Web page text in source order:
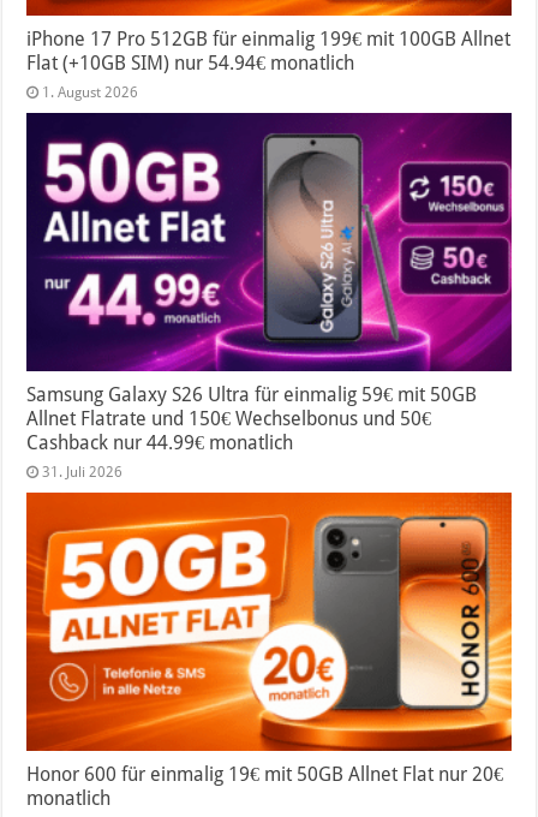
iPhone 17 Pro 512GB für einmalig 199€ mit 100GB Allnet
Flat (+10GB SIM) nur 54.94€ monatlich
1. August 2026
Samsung Galaxy S26 Ultra für einmalig 59€ mit 50GB
Allnet Flatrate und 150€ Wechselbonus und 50€
Cashback nur 44.99€ monatlich
31. Juli 2026
Honor 600 für einmalig 19€ mit 50GB Allnet Flat nur 20€
monatlich